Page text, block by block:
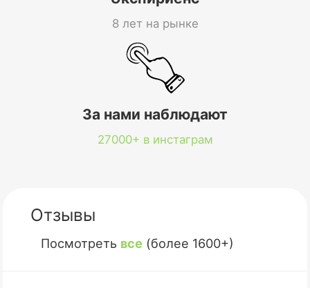
8 лет на рынке
За нами наблюдают
27000+ в инстаграм
Отзывы
Посмотреть все (более 1600+)